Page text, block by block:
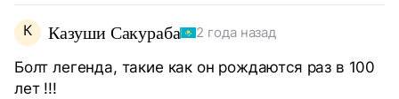
К Казуши Сакураба 2 года назад
Болт легенда, такие как он рождаются раз в 100
лет !!!